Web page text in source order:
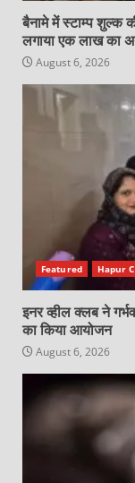
बैनामे में स्टाम्प शुल्क
लगाया एक लाख का
August 6, 2026
Featured Hapur
इनर व्हील क्लब ने
का किया आयोजन
August 6, 2026